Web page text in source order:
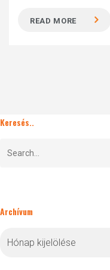
READ MORE
Keresés..
Archívum